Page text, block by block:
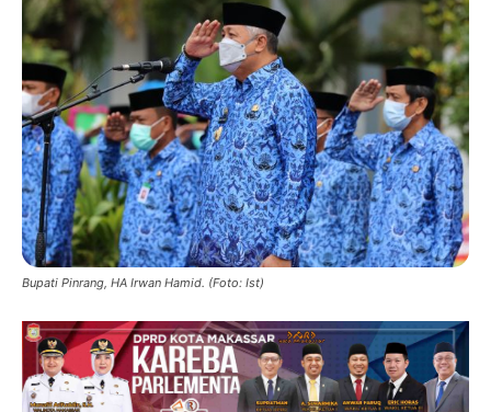
Bupati Pinrang, HA Irwan Hamid. (Foto: Ist)